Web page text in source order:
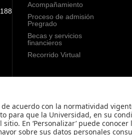
Acompañamiento
Proceso de admisión
Pregrado
Becas y servicios
financieros
Recorrido Virtual